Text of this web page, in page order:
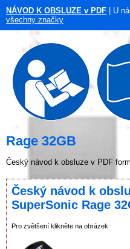
NÁVOD K OBSLUZE v PDF | U
všechny značky
Rage 32GB
Český návod k obsluze v PDF
Český návod k
SuperSonic Rage
Pro zvětšení klikněte na obrázek